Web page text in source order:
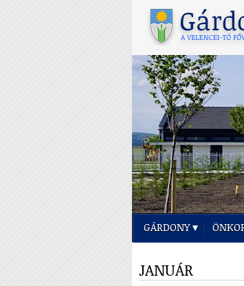
GÁRDONY
JANUÁR